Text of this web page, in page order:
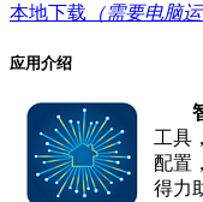
本地下载 （需要电脑运
应用介绍
工具
配置
得力